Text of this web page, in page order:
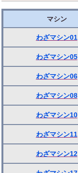
マシン
わざマシン01
わざマシン05
わざマシン06
わざマシン08
わざマシン10
わざマシン11
わざマシン12